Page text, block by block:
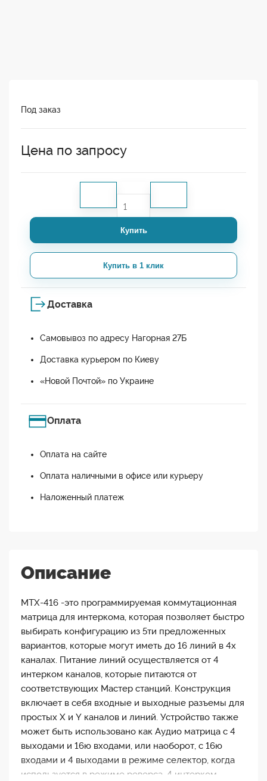
Под заказ
Цена по запросу
Купить
Купить в 1 клик
Доставка
Самовывоз по адресу Нагорная 27Б
Доставка курьером по Киеву
«Новой Почтой» по Украине
Оплата
Оплата на сайте
Оплата наличными в офисе или курьеру
Наложенный платеж
Описание
MTX-416 -это программируемая коммутационная
матрица для интеркома, которая позволяет быстро
выбирать конфигурацию из 5ти предложенных
вариантов, которые могут иметь до 16 линий в 4х
каналах. Питание линий осуществляется от 4
интерком каналов, которые питаются от
соответствующих Мастер станций. Конструкция
включает в себя входные и выходные разъемы для
простых Х и Y каналов и линий. Устройство также
может быть использовано как Аудио матрица с 4
выходами и 16ю входами, или наоборот, с 16ю
входами и 4 выходами в режиме селектор, когда
используется в режиме реверса. 4 интерком